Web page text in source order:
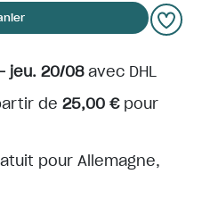
jeu. 20/08avec DHL
de 25,00 €pour
pour Allemagne,